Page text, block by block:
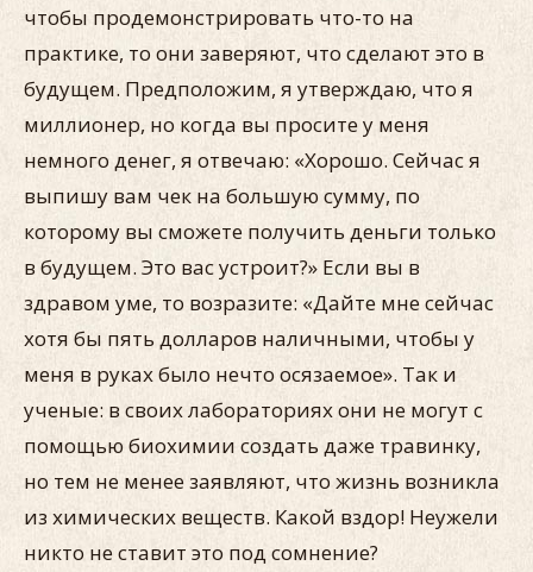
чтобы продемонстрировать что-то на
практике, то они заверяют, что сделают это в
будущем. Предположим, я утверждаю, что я
миллионер, но когда вы просите у меня
немного денег, я отвечаю: «Хорошо. Сейчас я
выпишу вам чек на большую сумму, по
которому вы сможете получить деньги только
в будущем. Это вас устроит?» Если вы в
здравом уме, то возразите: «Дайте мне сейчас
хотя бы пять долларов наличными, чтобы у
меня в руках было нечто осязаемое». Так и
ученые: в своих лабораториях они не могут с
помощью биохимии создать даже травинку,
но тем не менее заявляют, что жизнь возникла
из химических веществ. Какой вздор! Неужели
никто не ставит это под сомнение?